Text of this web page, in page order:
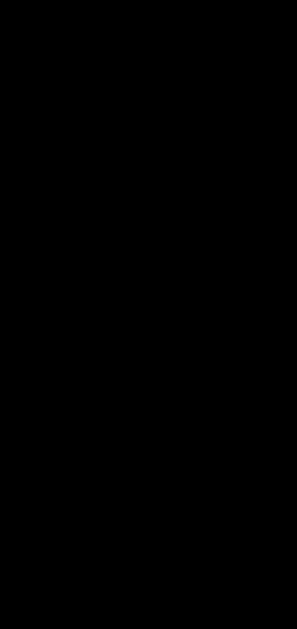
Với đòn bẩy lên đến 1:100,
thị trường rất lớn, vừa là cơ hội
của trader. Firm hỗ trợ nhiều loại
chỉ số, vận hành trên nền tảng
Khả năng scale tài khoản lên đến
FundedNext phù hợp với trader
cấu trúc, dù môi trường đánh giá
người đã quen quản lý đòn bẩy ở
4. FUNDED TRADING
Funded Trading Plus tinh chỉnh
chương trình One-Phase
cầu mục tiêu lợi nhuận 10%,
drawdown tổng 10%. Khác với
không áp đặt số ngày giao dịch
trader tiến hành theo đúng nhịp
Đòn bẩy lên đến 1:30 hỗ trợ cả
Tỷ lệ chia lợi nhuận bắt đầu từ
những trader duy trì hiệu suất